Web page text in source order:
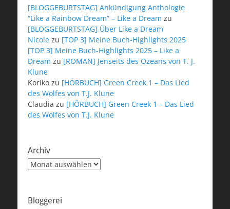
[BLOGGEBURTSTAG] Ankündigung Anthologie
“Like a Rainbow Dream” – Like a Dream zu
[BLOGGEBURTSTAG] Über Like a Dream
Nicole zu [TOP 3] Meine Buch-Highlights 2025
[TOP 3] Meine Buch-Highlights 2025 – Like a
Dream zu [ROMAN] Jenseits des Ozeans von T. J.
Klune
Koriko zu [HÖRBUCH] Green Creek 1 – Das Lied
des Wolfes von T.J. Klune
Claudia zu [HÖRBUCH] Green Creek 1 – Das Lied
des Wolfes von T.J. Klune
Archiv
Archiv
Bloggerei